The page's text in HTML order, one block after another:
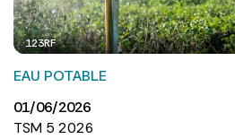
123RF
EAU POTABLE
01/06/2026
TSM 5 2026